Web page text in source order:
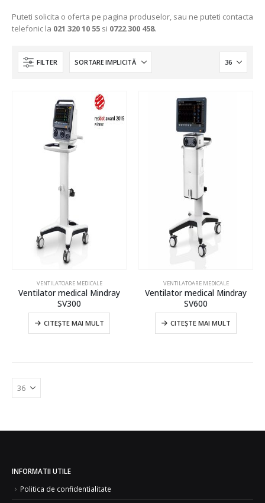
Puteti solicita o oferta pe pagina produselor, sau ne puteti contacta
telefonic la 021 320 10 55 si 0722 300 458.
FILTER
VENTILATOARE MEDICALE
Ventilator medical Mindray
SV300
CITEȘTE MAI MULT
VENTILATOARE MEDICALE
Ventilator medical Mindray
SV600
CITEȘTE MAI MULT
INFORMATII UTILE
Politica de confidentialitate